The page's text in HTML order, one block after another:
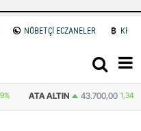
NÖBETÇİ ECZANELER
47,5974 0.06% EURO 55,0274